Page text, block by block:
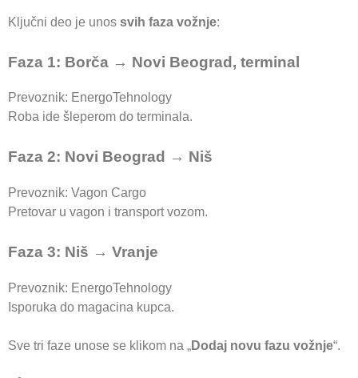
Ključni deo je unos svih faza vožnje:
Faza 1: Borča → Novi Beograd, terminal
Prevoznik: EnergoTehnology
Roba ide šleperom do terminala.
Faza 2: Novi Beograd → Niš
Prevoznik: Vagon Cargo
Pretovar u vagon i transport vozom.
Faza 3: Niš → Vranje
Prevoznik: EnergoTehnology
Isporuka do magacina kupca.
Sve tri faze unose se klikom na „Dodaj novu fazu vožnje“.